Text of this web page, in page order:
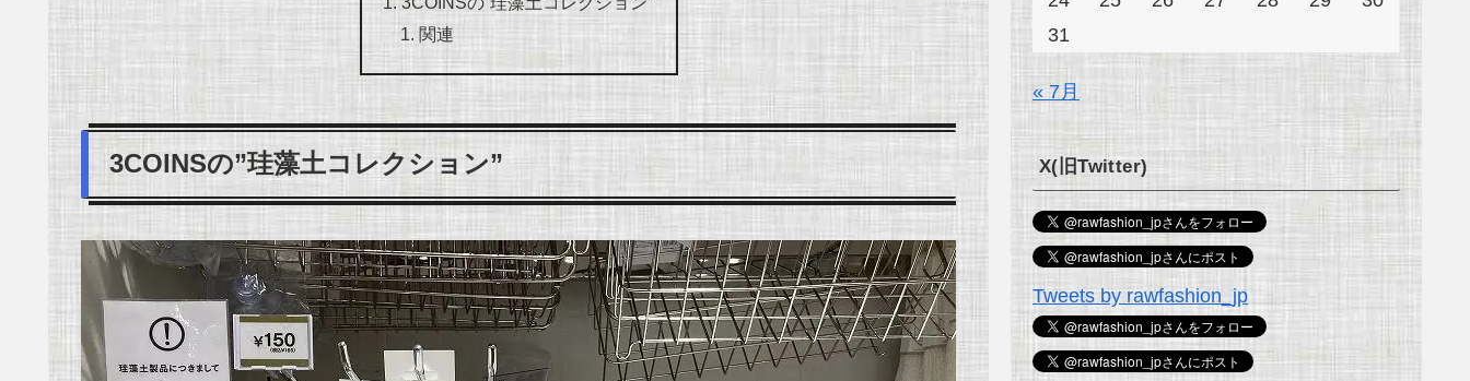
関連
3COINSの”珪藻土コレクション”
31
« 7月
X(旧Twitter)
Tweets by rawfashion_jp